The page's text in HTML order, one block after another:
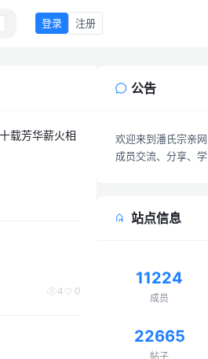
登录 注册
4 0
公告
欢迎来到潘氏宗亲
成员交流、分享、学
站点信息
11224
成员
22665
帖子